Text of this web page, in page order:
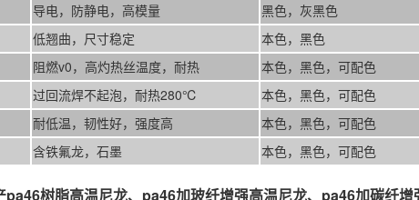
导电，防静电，高模量
黑色，灰黑色
低翘曲，尺寸稳定
本色，黑色
阻燃v0，高灼热丝温度，耐热
本色，黑色，可配色
过回流焊不起泡，耐热280℃
本色，黑色，可配色
耐低温，韧性好，强度高
本色，黑色，可配色
含铁氟龙，石墨 本色，黑色，可配色
树脂高温尼龙、pa46加玻纤增强高温尼龙、pa46加碳纤增